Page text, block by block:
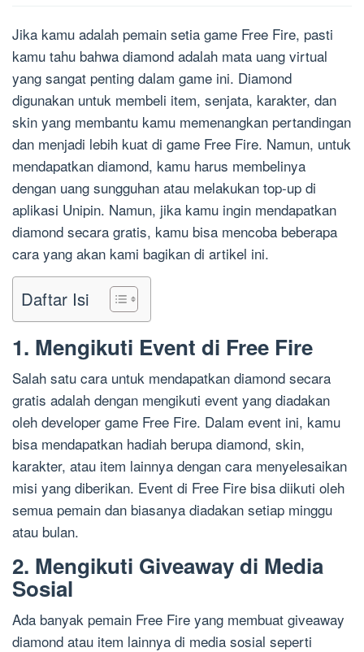
Jika kamu adalah pemain setia game Free Fire, pasti
kamu tahu bahwa diamond adalah mata uang virtual
yang sangat penting dalam game ini. Diamond
digunakan untuk membeli item, senjata, karakter, dan
skin yang membantu kamu memenangkan pertandingan
dan menjadi lebih kuat di game Free Fire. Namun, untuk
mendapatkan diamond, kamu harus membelinya
dengan uang sungguhan atau melakukan top-up di
aplikasi Unipin. Namun, jika kamu ingin mendapatkan
diamond secara gratis, kamu bisa mencoba beberapa
cara yang akan kami bagikan di artikel ini.
Daftar Isi
1. Mengikuti Event di Free Fire
Salah satu cara untuk mendapatkan diamond secara
gratis adalah dengan mengikuti event yang diadakan
oleh developer game Free Fire. Dalam event ini, kamu
bisa mendapatkan hadiah berupa diamond, skin,
karakter, atau item lainnya dengan cara menyelesaikan
misi yang diberikan. Event di Free Fire bisa diikuti oleh
semua pemain dan biasanya diadakan setiap minggu
atau bulan.
2. Mengikuti Giveaway di Media
Sosial
Ada banyak pemain Free Fire yang membuat giveaway
diamond atau item lainnya di media sosial seperti